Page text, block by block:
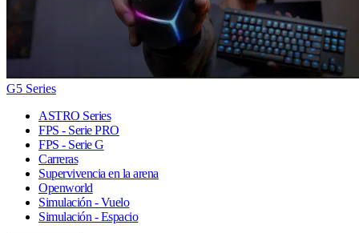
G5 Series
ASTRO Series
FPS - Serie PRO
FPS - Serie G
Carreras
Supervivencia en la arena
Openworld
Simulación - Vuelo
Simulación - Espacio